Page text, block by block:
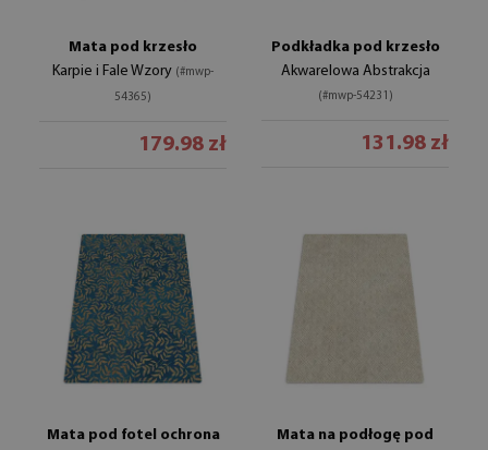
Mata pod krzesło
Karpie i Fale Wzory (#mwp-
54365)
179.98 zł
Podkładka pod krzesło
Akwarelowa Abstrakcja
(#mwp-54231)
131.98 zł
Mata pod fotel ochrona
Mata na podłogę pod